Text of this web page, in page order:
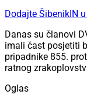
Dodajte ŠibenikIN
Danas su članovi
imali čast posjetiti
pripadnike 855.
ratnog
Oglas